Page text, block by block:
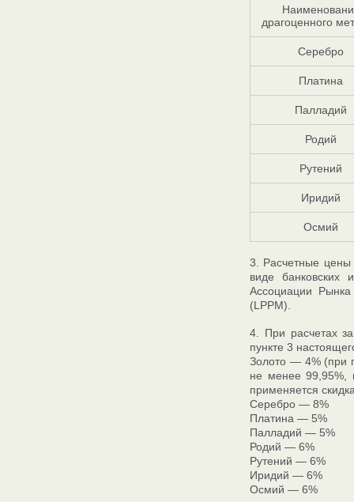
драгоценного
Серебро
Платина
Палладий
Родий
Рутений
Иридий
Осмий
3. Расчетные цены
виде банковских
Ассоциации
(LPPM).
4. При расчетах
пункте 3
Золото — 4% (при
не менее 99,95%,
применяется
Серебро — 8%
Платина — 5%
Палладий — 5%
Родий — 6%
Рутений — 6%
Иридий — 6%
Осмий — 6%